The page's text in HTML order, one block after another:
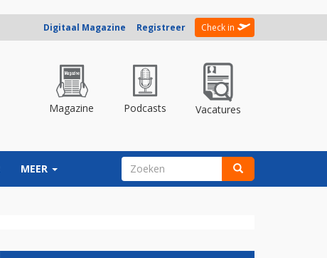
Digitaal Magazine Registreer Check in
Magazine Podcasts Vacatures
MEER ZOEKVELD